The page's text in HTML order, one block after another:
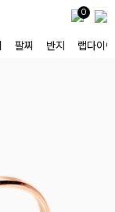
0
팔찌 반지 랩다이아